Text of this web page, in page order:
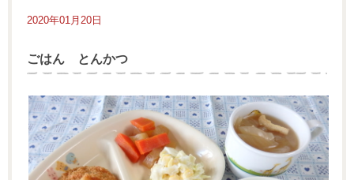
2020年01月20日
ごはん とんかつ